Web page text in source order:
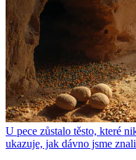
U pece zůstalo těsto, které
ukazuje, jak dávno jsme